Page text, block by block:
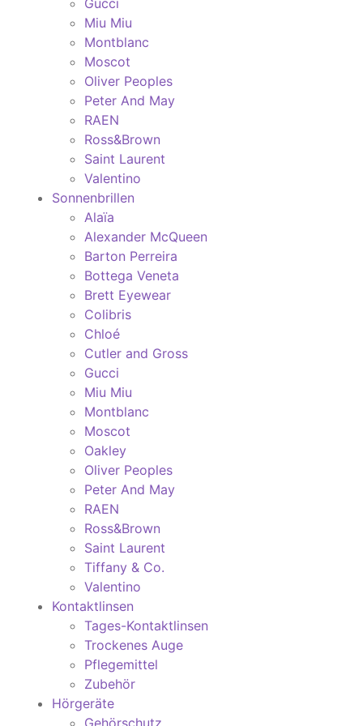
Gucci
Miu Miu
Montblanc
Moscot
Oliver Peoples
Peter And May
RAEN
Ross&Brown
Saint Laurent
Valentino
Sonnenbrillen
Alaïa
Alexander McQueen
Barton Perreira
Bottega Veneta
Brett Eyewear
Colibris
Chloé
Cutler and Gross
Gucci
Miu Miu
Montblanc
Moscot
Oakley
Oliver Peoples
Peter And May
RAEN
Ross&Brown
Saint Laurent
Tiffany & Co.
Valentino
Kontaktlinsen
Tages-Kontaktlinsen
Trockenes Auge
Pflegemittel
Zubehör
Hörgeräte